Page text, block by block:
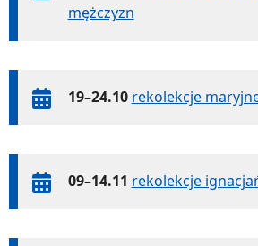
mężczyzn
19–24.10 rekolekcje
09–14.11 rekolekcje